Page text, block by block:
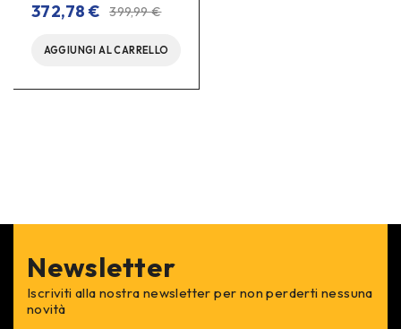
399,99€
372,78€
AGGIUNGI AL CARRELLO
Newsletter
Iscriviti alla nostra newsletter per non perderti nessuna
novità